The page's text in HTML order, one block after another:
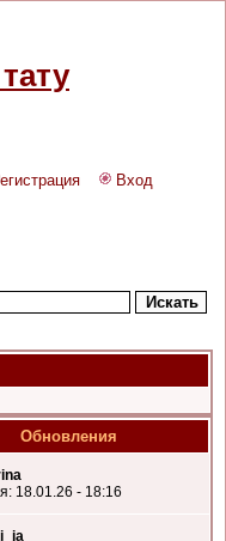
Вход
Обновления
18.01.26 - 18:16